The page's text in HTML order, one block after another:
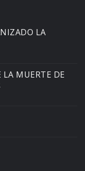
LA
LA MUERTE DE